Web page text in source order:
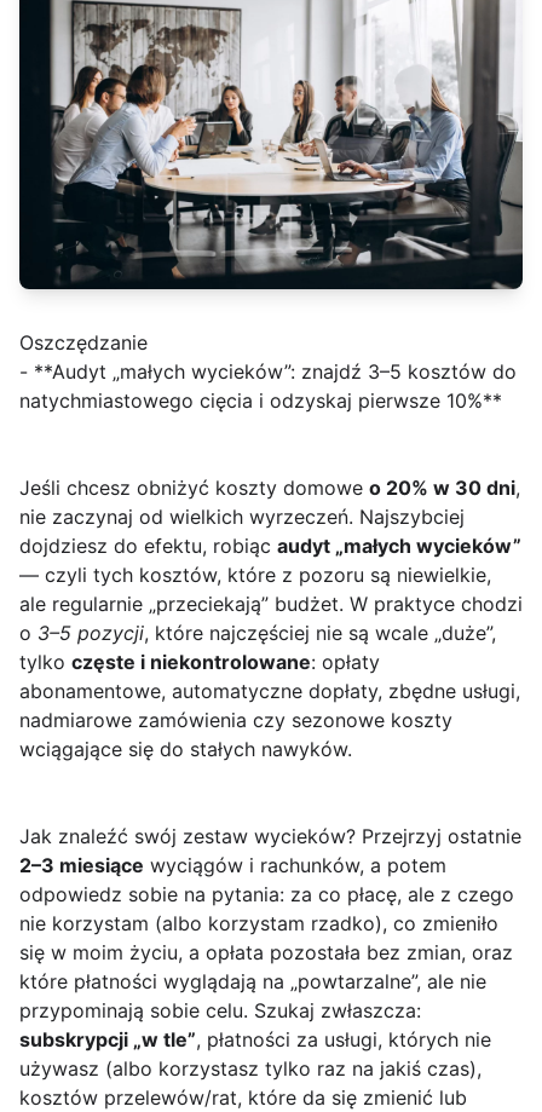
Oszczędzanie
- **Audyt „małych wycieków”: znajdź 3–5 kosztów do
natychmiastowego cięcia i odzyskaj pierwsze 10%**
Jeśli chcesz obniżyć koszty domowe o 20% w 30 dni,
nie zaczynaj od wielkich wyrzeczeń. Najszybciej
dojdziesz do efektu, robiąc audyt „małych wycieków”
— czyli tych kosztów, które z pozoru są niewielkie,
ale regularnie „przeciekają” budżet. W praktyce chodzi
o 3–5 pozycji, które najczęściej nie są wcale „duże”,
tylko częste i niekontrolowane: opłaty
abonamentowe, automatyczne dopłaty, zbędne usługi,
nadmiarowe zamówienia czy sezonowe koszty
wciągające się do stałych nawyków.
Jak znaleźć swój zestaw wycieków? Przejrzyj ostatnie
2–3 miesiące wyciągów i rachunków, a potem
odpowiedz sobie na pytania: za co płacę, ale z czego
nie korzystam (albo korzystam rzadko), co zmieniło
się w moim życiu, a opłata pozostała bez zmian, oraz
które płatności wyglądają na „powtarzalne”, ale nie
przypominają sobie celu. Szukaj zwłaszcza:
subskrypcji „w tle”, płatności za usługi, których nie
używasz (albo korzystasz tylko raz na jakiś czas),
kosztów przelewów/rat, które da się zmienić lub